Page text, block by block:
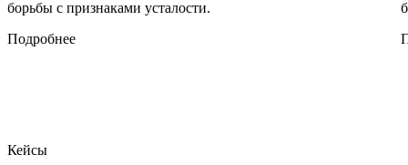
борьбы с признаками усталости.
Подробнее
Кейсы